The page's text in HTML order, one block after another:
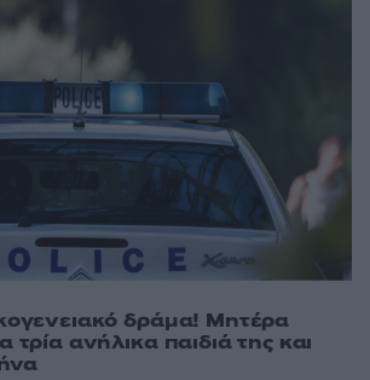
δράμα! Μητέρα
τρία ανήλικα παιδιά της και